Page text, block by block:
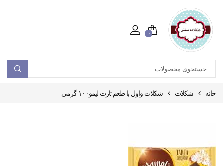
۰
خانه شکلات شکلات واول با طعم تارت لیمو۱۰۰ گرمی